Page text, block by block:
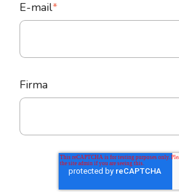
E-mail*
Firma